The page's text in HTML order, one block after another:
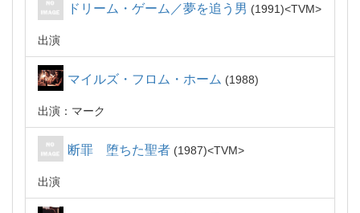
ドリーム・ゲーム／夢を追う男 1991 TVM
出演
マイルズ・フロム・ホーム 1988
出演：マーク
断罪 堕ちた聖者 1987 TVM
出演